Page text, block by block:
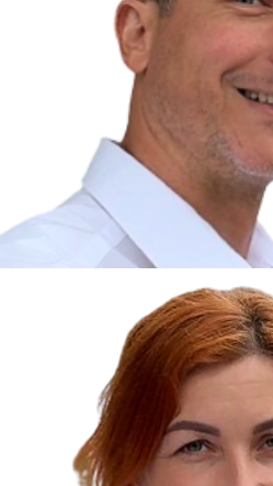
používame cookies a taktiež
Čo sú cookies?
Cookies sú malé textové súbory,
webovými stránkami, aby
Vďaka cookies vám môžeme
naozaj hľadáte a chcete nájsť.
Kedykoľvek sa môžete slobodne
používania cookies chcete umožniť.
Zákon uvádza, že môžeme ukladať
zariadení, pokiaľ sú nevyhnutne
Cookies, ktoré používame
Technické a nevyhnutné
Analytické a marketingové
Reklamné úložisko
Reklamné používateľské dáta